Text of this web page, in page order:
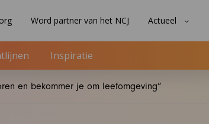
Word partner van het NCJ Actueel
Inspiratie
en bekommer je om leefomgeving”